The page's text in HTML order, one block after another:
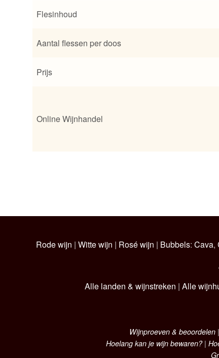
Flesinhoud
Aantal flessen per doos
Prijs
Online Wijnhandel
Rode wijn | Witte wijn | Rosé wijn | Bubbels: Cava,
Alle landen & wijnstreken | Alle
Wijnproeven & beoordelen
Hoelang kan je wijn bewaren?|